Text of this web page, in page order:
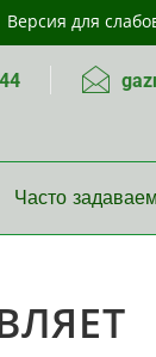
Версия для
Часто